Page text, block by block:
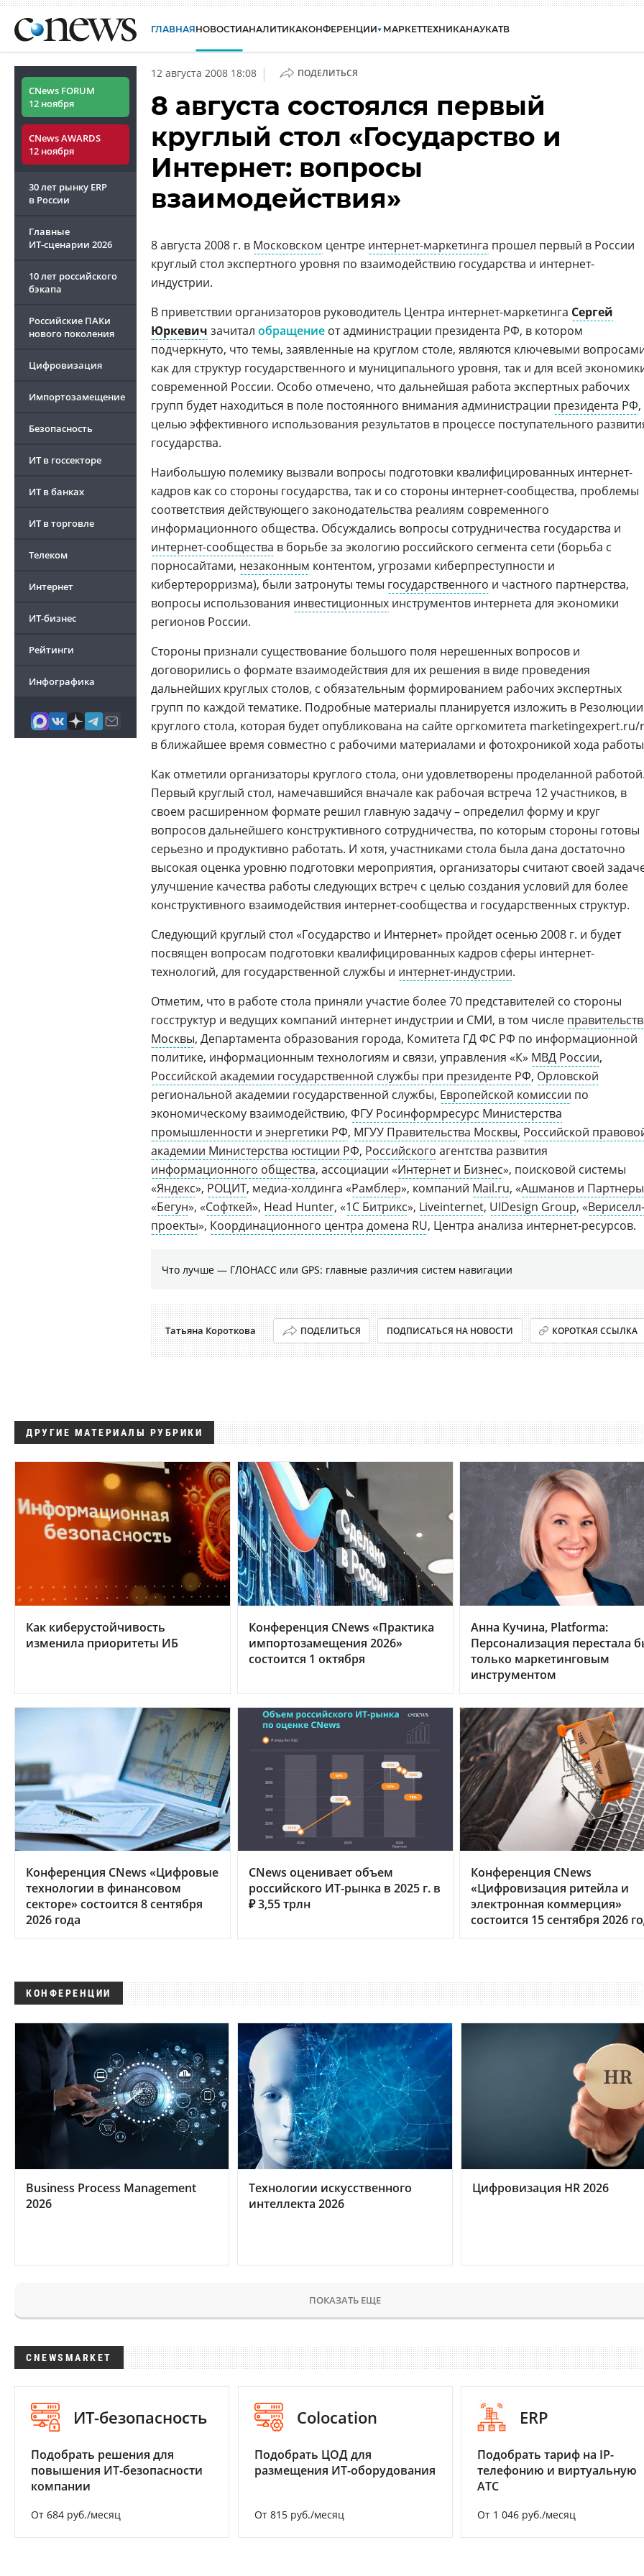
ГЛАВНАЯНОВОСТИАНАЛИТИКАКОНФЕРЕНЦИИ МАРКЕТТЕХНИКАНАУКАТВ
CNews FORUM
12 ноября
CNews AWARDS
12 ноября
30 лет рынку ERP
в России
Главные
ИТ-сценарии 2026
10 лет российского
бэкапа
Российские ПАКи
нового поколения
Цифровизация
Импортозамещение
Безопасность
ИТ в госсекторе
ИТ в банках
ИТ в торговле
Телеком
Интернет
ИТ-бизнес
Рейтинги
Инфографика
12 августа 2008 18:08 | ПОДЕЛИТЬСЯ
8 августа состоялся первый
круглый стол «Государство и
Интернет: вопросы
взаимодействия»
8 августа 2008 г. в Московском центре интернет-маркетинга прошел первый в России
круглый стол экспертного уровня по взаимодействию государства и интернет-
индустрии.
В приветствии организаторов руководитель Центра интернет-маркетинга Сергей
Юркевич зачитал обращение от администрации президента РФ, в котором
подчеркнуто, что темы, заявленные на круглом столе, являются ключевыми
как для структур государственного и муниципального уровня, так и для всей
современной России. Особо отмечено, что дальнейшая работа экспертных рабочих
групп будет находиться в поле постоянного внимания администрации президента РФ,
целью эффективного использования результатов в процессе поступательного
государства.
Наибольшую полемику вызвали вопросы подготовки квалифицированных интернет-
кадров как со стороны государства, так и со стороны интернет-сообщества, проблемы
соответствия действующего законодательства реалиям современного
информационного общества. Обсуждались вопросы сотрудничества государства и
интернет-сообщества в борьбе за экологию российского сегмента сети (борьба с
порносайтами, незаконным контентом, угрозами киберпреступности и
кибертерорризма), были затронуты темы государственного и частного партнерства,
вопросы использования инвестиционных инструментов интернета для экономики
регионов России.
Стороны признали существование большого поля нерешенных вопросов и
договорились о формате взаимодействия для их решения в виде проведения
дальнейших круглых столов, с обязательным формированием рабочих экспертных
групп по каждой тематике. Подробные материалы планируется изложить в Резолюции
круглого стола, которая будет опубликована на сайте оргкомитета
в ближайшее время совместно с рабочими материалами и фотохроникой хода
Как отметили организаторы круглого стола, они удовлетворены проделанной работой.
Первый круглый стол, намечавшийся вначале как рабочая встреча 12 участников, в
своем расширенном формате решил главную задачу – определил форму и круг
вопросов дальнейшего конструктивного сотрудничества, по которым стороны готовы
серьезно и продуктивно работать. И хотя, участниками стола была дана достаточно
высокая оценка уровню подготовки мероприятия, организаторы считают своей
улучшение качества работы следующих встреч с целью создания условий для более
конструктивного взаимодействия интернет-сообщества и государственных структур.
Следующий круглый стол «Государство и Интернет» пройдет осенью 2008 г. и будет
посвящен вопросам подготовки квалифицированных кадров сферы интернет-
технологий, для государственной службы и интернет-индустрии.
Отметим, что в работе стола приняли участие более 70 представителей со стороны
госструктур и ведущих компаний интернет индустрии и СМИ, в том числе
Москвы, Департамента образования города, Комитета ГД ФС РФ по информационной
политике, информационным технологиям и связи, управления «К» МВД России,
Российской академии государственной службы при президенте РФ, Орловской
региональной академии государственной службы, Европейской комиссии по
экономическому взаимодействию, ФГУ Росинформресурс Министерства
промышленности и энергетики РФ, МГУУ Правительства Москвы, Российской
академии Министерства юстиции РФ, Российского агентства развития
информационного общества, ассоциации «Интернет и Бизнес», поисковой системы
«Яндекс», РОЦИТ, медиа-холдинга «Рамблер», компаний Mail.ru, «Ашманов и Партнеры
«Бегун», «Софткей», Head Hunter, «1С Битрикс», Liveinternet, UIDesign Group, «Вериселл-
проекты», Координационного центра домена RU, Центра анализа интернет-ресурсов.
Что лучше — ГЛОНАСС или GPS: главные различия систем навигации
Татьяна Короткова ПОДЕЛИТЬСЯ ПОДПИСАТЬСЯ НА НОВОСТИ КОРОТКАЯ ССЫЛКА
ДРУГИЕ МАТЕРИАЛЫ РУБРИКИ
Как киберустойчивость
изменила приоритеты ИБ
Конференция CNews «Практика
импортозамещения 2026»
состоится 1 октября
Анна Кучина, Platforma:
Персонализация перестала
только маркетинговым
инструментом
Конференция CNews «Цифровые
технологии в финансовом
секторе» состоится 8 сентября
2026 года
CNews оценивает объем
российского ИТ-рынка в 2025 г. в
₽ 3,55 трлн
Конференция CNews
«Цифровизация ритейла и
электронная коммерция»
состоится 15 сентября 2026
КОНФЕРЕНЦИИ
Business Process Management
2026
Технологии искусственного
интеллекта 2026
Цифровизация HR 2026
ПОКАЗАТЬ ЕЩЕ
CNEWSMARKET
ИТ-безопасность
Подобрать решения для
повышения ИТ-безопасности
компании
От 684 руб./месяц
Colocation
Подобрать ЦОД для
размещения ИТ-оборудования
От 815 руб./месяц
ERP
Подобрать тариф на IP-
телефонию и виртуальную
АТС
От 1 046 руб./месяц